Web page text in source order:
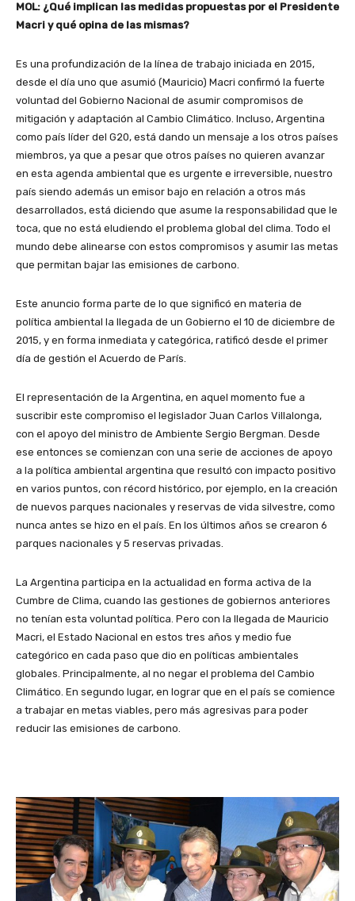
MOL: ¿Qué implican las medidas propuestas por el Presidente
Macri y qué opina de las mismas?
Es una profundización de la línea de trabajo iniciada en 2015,
desde el día uno que asumió (Mauricio) Macri confirmó la fuerte
voluntad del Gobierno Nacional de asumir compromisos de
mitigación y adaptación al Cambio Climático. Incluso, Argentina
como país líder del G20, está dando un mensaje a los otros países
miembros, ya que a pesar que otros países no quieren avanzar
en esta agenda ambiental que es urgente e irreversible, nuestro
país siendo además un emisor bajo en relación a otros más
desarrollados, está diciendo que asume la responsabilidad que le
toca, que no está eludiendo el problema global del clima. Todo el
mundo debe alinearse con estos compromisos y asumir las metas
que permitan bajar las emisiones de carbono.
Este anuncio forma parte de lo que significó en materia de
política ambiental la llegada de un Gobierno el 10 de diciembre de
2015, y en forma inmediata y categórica, ratificó desde el primer
día de gestión el Acuerdo de París.
El representación de la Argentina, en aquel momento fue a
suscribir este compromiso el legislador Juan Carlos Villalonga,
con el apoyo del ministro de Ambiente Sergio Bergman. Desde
ese entonces se comienzan con una serie de acciones de apoyo
a la política ambiental argentina que resultó con impacto positivo
en varios puntos, con récord histórico, por ejemplo, en la creación
de nuevos parques nacionales y reservas de vida silvestre, como
nunca antes se hizo en el país. En los últimos años se crearon 6
parques nacionales y 5 reservas privadas.
La Argentina participa en la actualidad en forma activa de la
Cumbre de Clima, cuando las gestiones de gobiernos anteriores
no tenían esta voluntad política. Pero con la llegada de Mauricio
Macri, el Estado Nacional en estos tres años y medio fue
categórico en cada paso que dio en políticas ambientales
globales. Principalmente, al no negar el problema del Cambio
Climático. En segundo lugar, en lograr que en el país se comience
a trabajar en metas viables, pero más agresivas para poder
reducir las emisiones de carbono.